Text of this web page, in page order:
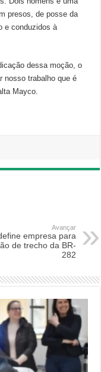
presos, de posse da
e conduzidos à
dessa moção, o
nosso trabalho que é
Mayco.
Avançar
empresa para
de trecho da BR-
282